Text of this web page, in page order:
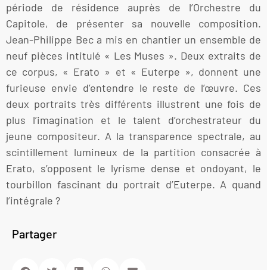
période de résidence auprès de l’Orchestre du
Capitole, de présenter sa nouvelle composition.
Jean-Philippe Bec a mis en chantier un ensemble de
neuf pièces intitulé « Les Muses ». Deux extraits de
ce corpus, « Erato » et « Euterpe », donnent une
furieuse envie d’entendre le reste de l’œuvre. Ces
deux portraits très différents illustrent une fois de
plus l’imagination et le talent d’orchestrateur du
jeune compositeur. A la transparence spectrale, au
scintillement lumineux de la partition consacrée à
Erato, s’opposent le lyrisme dense et ondoyant, le
tourbillon fascinant du portrait d’Euterpe. A quand
l’intégrale ?
Partager